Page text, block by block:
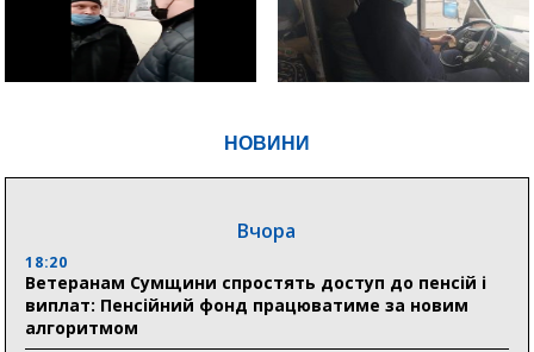
НОВИНИ
Вчора
18:20
Ветеранам Сумщини спростять доступ до пенсій і
виплат: Пенсійний фонд працюватиме за новим
алгоритмом